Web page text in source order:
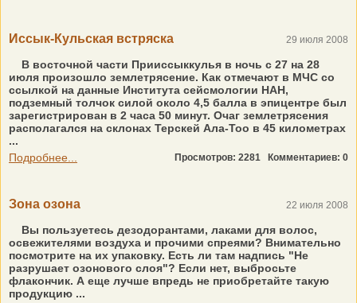
Иссык-Кульская встряска 29 июля 2008
В восточной части Прииссыккулья в ночь с 27 на 28
июля произошло землетрясение. Как отмечают в МЧС со
ссылкой на данные Института сейсмологии НАН,
подземный толчок силой около 4,5 балла в эпицентре был
зарегистрирован в 2 часа 50 минут. Очаг землетрясения
располагался на склонах Терскей Ала-Тоо в 45 километрах
...
Подробнее...
Просмотров: 2281 Комментариев: 0
Зона озона 22 июля 2008
Вы пользуетесь дезодорантами, лаками для волос,
освежителями воздуха и прочими спреями? Внимательно
посмотрите на их упаковку. Есть ли там надпись "Не
разрушает озонового слоя"? Если нет, выбросьте
флакончик. А еще лучше впредь не приобретайте такую
продукцию ...